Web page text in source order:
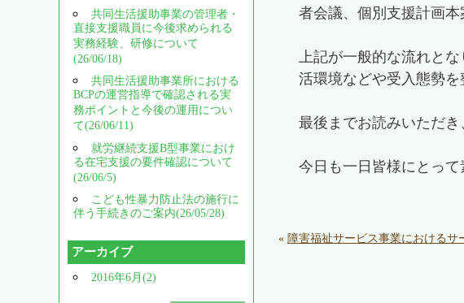
者会議、個別支援計画本
上記が一般的な流れと
活環境などや受入態勢を
最後までお読みいただき
今日も一日皆様にとって
« 障害福祉サービス事業におけるサ
共同生活援助事業の管理者・
直接支援職員に今後求められる
実務経験、研修について
(26/06/18)
共同生活援助事業所における
BCPの運営指導で確認される実
務ポイントと今後の運用につい
て(26/06/11)
就労継続支援B型事業におけ
る在宅支援の要件確認について
(26/06/5)
こども性暴力防止法の施行に
伴う手続きのご案内(26/05/28)
アーカイブ
2016年6月(2)